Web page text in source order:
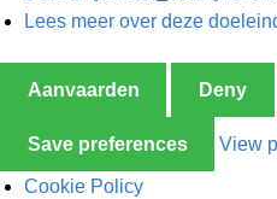
Lees meer over deze
Aanvaarden Deny
Save preferences View
Cookie Policy